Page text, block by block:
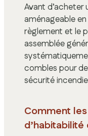
Avant d’acheter
aménageable
règlement et le
assemblée
combles pour
sécurité
Comment